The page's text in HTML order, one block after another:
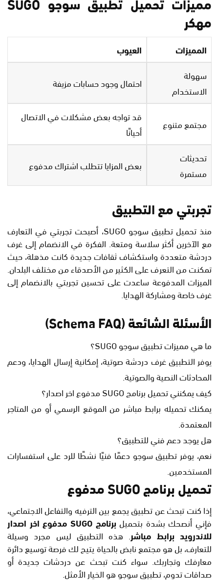
مهكر
المميزات العيوب
سهولة
الاستخدام
احتمال وجود حسابات مزيفة
مجتمع متنوع
قد تواجه بعض مشكلات في الاتصال
أحيانًا
تحديثات
مستمرة
بعض المزايا تتطلب اشتراك مدفوع
تجربتي مع التطبيق
منذ تحميل تطبيق سوجو SUGO، أصبحت تجربتي في التعارف
مع الآخرين أكثر سلاسة ومتعة. الفكرة في الانضمام إلى غرف
دردشة متعددة واستكشاف ثقافات جديدة كانت مذهلة، حيث
تمكنت من التعرف على الكثير من الأصدقاء من مختلف البلدان.
الميزات المدفوعة ساعدت على تحسين تجربتي بالانضمام إلى
غرف خاصة ومشاركة الهدايا.
الأسئلة الشائعة (Schema FAQ)
ما هي مميزات تطبيق سوجو SUGO؟
يوفر التطبيق غرف دردشة صوتية، إمكانية إرسال الهدايا، ودعم
المحادثات النصية والصوتية.
كيف يمكنني تحميل برنامج SUGO مدفوع اخر اصدار؟
يمكنك تحميله برابط مباشر من الموقع الرسمي أو من المتاجر
المعتمدة.
هل يوجد دعم فني للتطبيق؟
نعم، يوفر تطبيق سوجو دعمًا فنيًا نشطًا للرد على استفسارات
المستخدمين.
تحميل برنامج SUGO مدفوع
إذا كنت تبحث عن تطبيق يجمع بين الترفيه والتفاعل الاجتماعي،
فإني أنصحك بشدة بتحميل برنامج SUGO مدفوع اخر اصدار
للاندرويد برابط مباشر. هذه التطبيق ليس مجرد وسيلة
للتعارف، بل هو مجتمع نابض بالحياة يتيح لك فرصة توسيع دائرة
معارفك وتجاربك. سواء كنت تبحث عن دردشات جديدة أو
صداقات تدوم، تطبيق سوجو هو الخيار الأمثل.